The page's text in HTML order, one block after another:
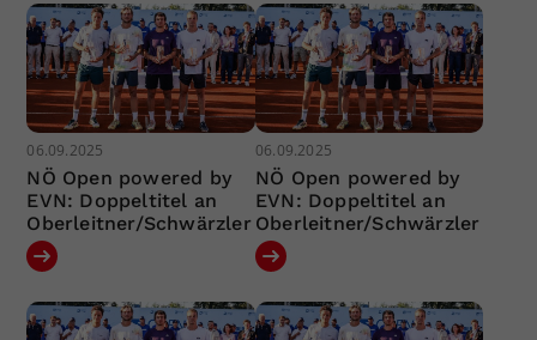
06.09.2025
NÖ Open powered by
EVN: Doppeltitel an
Oberleitner/Schwärzler
06.09.2025
NÖ Open powered by
EVN: Doppeltitel an
Oberleitner/Schwärzler